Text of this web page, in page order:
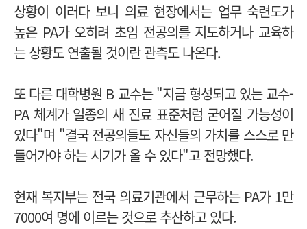
상황이 이러다 보니 의료 현장에서는 업무 숙련도가
높은 PA가 오히려 초임 전공의를 지도하거나 교육하
는 상황도 연출될 것이란 관측도 나온다.
또 다른 대학병원 B 교수는 "지금 형성되고 있는 교수-
PA 체계가 일종의 새 진료 표준처럼 굳어질 가능성이
있다"며 "결국 전공의들도 자신들의 가치를 스스로 만
들어가야 하는 시기가 올 수 있다"고 전망했다.
현재 복지부는 전국 의료기관에서 근무하는 PA가 1만
7000여 명에 이르는 것으로 추산하고 있다.